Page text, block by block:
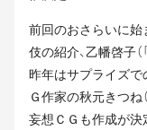
前回のおさらいに始
伎の紹介、乙幡啓子
昨年はサプライズで
Ｇ作家の秋元きつね
妄想ＣＧも作成が決